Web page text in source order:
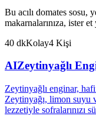
Bu acılı domates sosu,
makarnalarınıza, ister
40 dkKolay4 Kişi
AIZeytinyağlı
Zeytinyağlı enginar,
Zeytinyağı, limon suyu
lezzetiyle sofralarınızı